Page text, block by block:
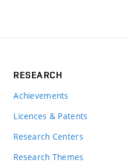
RESEARCH
Achievements
Licences & Patents
Research Centers
Research Themes